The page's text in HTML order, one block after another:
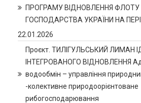
ПРОГРАМУ ВІДНОВЛЕННЯ ФЛОТУ
ГОСПОДАРСТВА УКРАЇНИ НА
22.01.2026
Проєкт. ТИЛІГУЛЬСЬКИЙ ЛИМАН
ІНТЕГРОВАНОГО ВІДНОВЛЕННЯ
водообмін – управління
-колективне природоорієнтоване
рибогосподарювання